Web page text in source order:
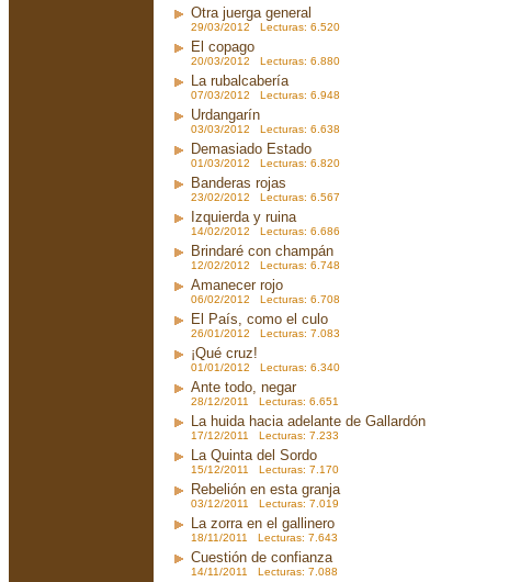
Otra juerga general
29/03/2012 Lecturas: 6.520
El copago
20/03/2012 Lecturas: 6.880
La rubalcabería
07/03/2012 Lecturas: 6.948
Urdangarín
03/03/2012 Lecturas: 6.638
Demasiado Estado
01/03/2012 Lecturas: 6.820
Banderas rojas
23/02/2012 Lecturas: 6.567
Izquierda y ruina
14/02/2012 Lecturas: 6.686
Brindaré con champán
12/02/2012 Lecturas: 6.748
Amanecer rojo
06/02/2012 Lecturas: 6.708
El País, como el culo
26/01/2012 Lecturas: 7.083
¡Qué cruz!
01/01/2012 Lecturas: 6.340
Ante todo, negar
28/12/2011 Lecturas: 6.651
La huida hacia adelante de Gallardón
17/12/2011 Lecturas: 7.233
La Quinta del Sordo
15/12/2011 Lecturas: 7.170
Rebelión en esta granja
03/12/2011 Lecturas: 7.019
La zorra en el gallinero
18/11/2011 Lecturas: 7.643
Cuestión de confianza
14/11/2011 Lecturas: 7.088